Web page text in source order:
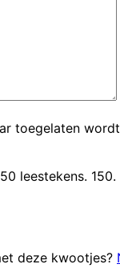
toegelaten
leestekens. 150.
deze kwootjes?